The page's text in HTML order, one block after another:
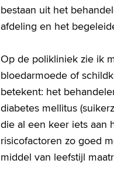
bestaan uit het
afdeling en het
Op de polikliniek zie ik
bloedarmoede of
betekent: het
diabetes mellitus
die al een keer iets aan
risicofactoren zo goed
middel van leefstijl